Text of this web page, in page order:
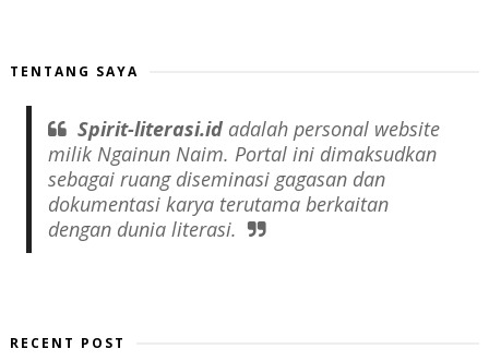
TENTANG SAYA
Spirit-literasi.idadalah personal website
milik Ngainun Naim. Portal ini dimaksudkan
sebagai ruang diseminasi gagasan dan
dokumentasi karya terutama berkaitan
dengan dunia literasi.
RECENT POST